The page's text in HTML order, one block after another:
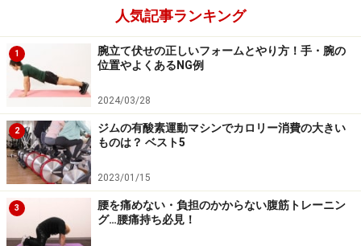
続いて、横になった状態でできる「レッグシザーズ」を
ご紹介します。腸腰筋や体幹を強化しつつ、股関節まわ
りのアクティブなストレッチ効果も期待できます。
「レッグシザーズ」のやり方
STEP1
1．床に座り、両手は後方に。
人気記事ランキング
1
腕立て伏せの正しいフォームとやり方！手・腕の
位置やよくあるNG例
2024/03/28
2
ジムの有酸素運動マシンでカロリー消費の大きい
ものは？ ベスト5
2023/01/15
3
腰を痛めない・負担のかからない腹筋トレーニン
グ…腰痛持ち必見！